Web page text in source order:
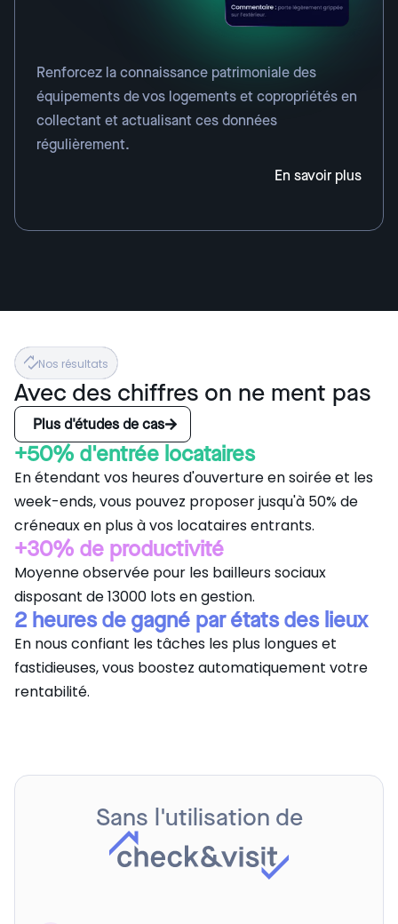
Renforcez la connaissance patrimoniale des
équipements de vos logements et copropriétés en
collectant et actualisant ces données
régulièrement.
En savoir plus
Nos résultats
Avec des chiffres on ne ment pas
Plus d'études de cas
+50% d'entrée locataires
En étendant vos heures d'ouverture en soirée et les
week-ends, vous pouvez proposer jusqu'à 50% de
créneaux en plus à vos locataires entrants.
+30% de productivité
Moyenne observée pour les bailleurs sociaux
disposant de 13000 lots en gestion.
2 heures de gagné par états des lieux
En nous confiant les tâches les plus longues et
fastidieuses, vous boostez automatiquement votre
rentabilité.
Sans l'utilisation de